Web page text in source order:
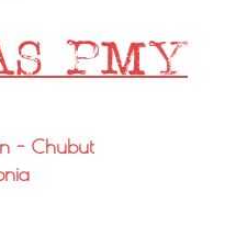
- Chubut